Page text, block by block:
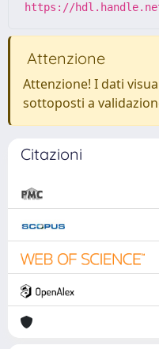
https://
Attenzione
Attenzione! I dati
sottoposti a
Citazioni